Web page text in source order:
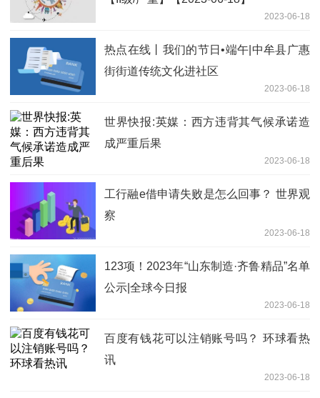
2023-06-18
热点在线丨我们的节日•端午|中牟县广惠
街街道传统文化进社区
2023-06-18
世界快报:英媒：西方违背其气候承诺造
成严重后果
2023-06-18
工行融e借申请失败是怎么回事？ 世界观
察
2023-06-18
123项！2023年“山东制造·齐鲁精品”名单
公示|全球今日报
2023-06-18
百度有钱花可以注销账号吗？ 环球看热
讯
2023-06-18